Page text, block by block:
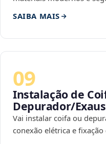
SAIBA MAIS
09
Instalação de
Depurador/
Vai instalar coifa ou
conexão elétrica e fixação